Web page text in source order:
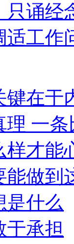
只诵经
适工作
键在于
理 一
样才能
能做到
是什么
于承担